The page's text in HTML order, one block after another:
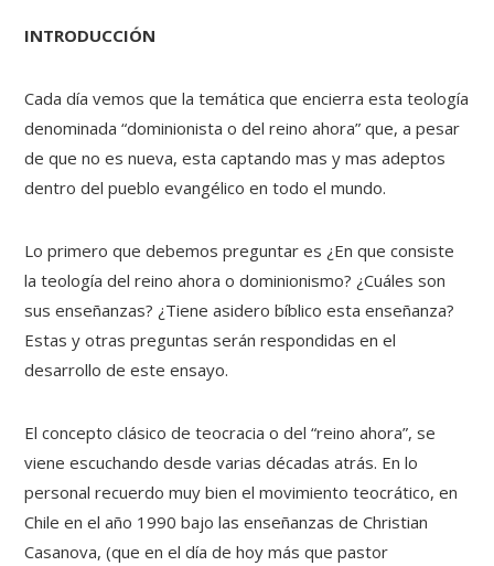
INTRODUCCIÓN
Cada día vemos que la temática que encierra esta teología
denominada “dominionista o del reino ahora” que, a pesar
de que no es nueva, esta captando mas y mas adeptos
dentro del pueblo evangélico en todo el mundo.
Lo primero que debemos preguntar es ¿En que consiste
la teología del reino ahora o dominionismo? ¿Cuáles son
sus enseñanzas? ¿Tiene asidero bíblico esta enseñanza?
Estas y otras preguntas serán respondidas en el
desarrollo de este ensayo.
El concepto clásico de teocracia o del “reino ahora”, se
viene escuchando desde varias décadas atrás. En lo
personal recuerdo muy bien el movimiento teocrático, en
Chile en el año 1990 bajo las enseñanzas de Christian
Casanova, (que en el día de hoy más que pastor